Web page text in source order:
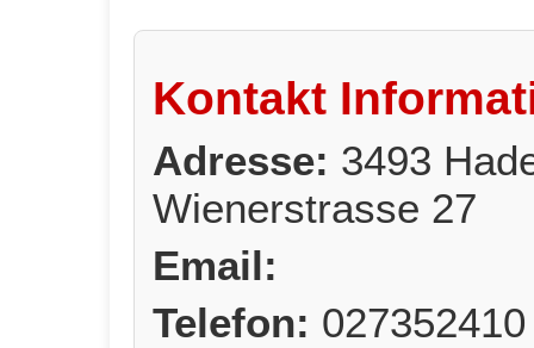
Kontakt
Adresse: 3493
Wienerstrasse 27
Email:
Telefon: 027352410